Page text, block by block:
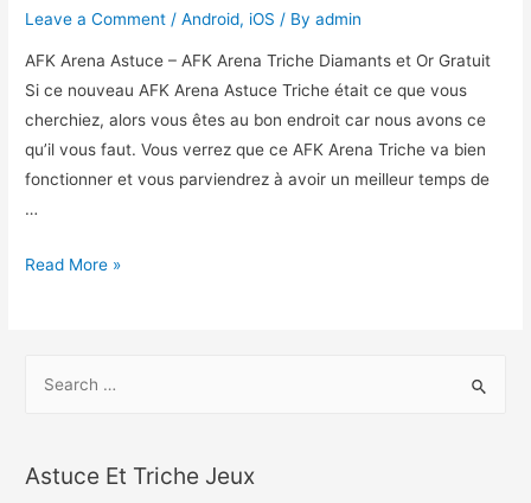
Leave a Comment /Android, iOS / Byadmin
AFK Arena Astuce – AFK Arena Triche Diamants et Or Gratuit
Si ce nouveau AFK Arena Astuce Triche était ce que vous
cherchiez, alors vous êtes au bon endroit car nous avons ce
qu’il vous faut. Vous verrez que ce AFK Arena Triche va bien
fonctionner et vous parviendrez à avoir un meilleur temps de
…
AFK
AFK
Diamants
Read More »
Astuce Et Triche Jeux